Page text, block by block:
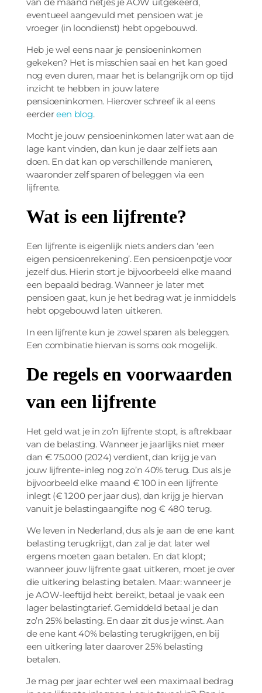
eventueel aangevuld met pensioen wat je
vroeger (in loondienst) hebt opgebouwd.
Heb je wel eens naar je pensioeninkomen
gekeken? Het is misschien saai en het kan goed
nog even duren, maar het is belangrijk om op tijd
inzicht te hebben in jouw latere
pensioeninkomen. Hierover schreef ik al eens
eerdereen blog.
Mocht je jouw pensioeninkomen later wat aan de
lage kant vinden, dan kun je daar zelf iets aan
doen. En dat kan op verschillende manieren,
waaronder zelf sparen of beleggen via een
lijfrente.
Wat is een lijfrente?
Een lijfrente is eigenlijk niets anders dan ‘een
eigen pensioenrekening’. Een pensioenpotje voor
jezelf dus. Hierin stort je bijvoorbeeld elke maand
een bepaald bedrag. Wanneer je later met
pensioen gaat, kun je het bedrag wat je inmiddels
hebt opgebouwd laten uitkeren.
In een lijfrente kun je zowel sparen als beleggen.
Een combinatie hiervan is soms ook mogelijk.
De regels en voorwaarden
van een lijfrente
Het geld wat je in zo’n lijfrente stopt, is aftrekbaar
van de belasting. Wanneer je jaarlijks niet meer
dan € 75.000 (2024) verdient, dan krijg je van
jouw lijfrente-inleg nog zo’n 40% terug. Dus als je
bijvoorbeeld elke maand € 100 in een lijfrente
inlegt (€ 1.200 per jaar dus), dan krijg je hiervan
vanuit je belastingaangifte nog € 480 terug.
We leven in Nederland, dus als je aan de ene kant
belasting terugkrijgt, dan zal je dat later wel
ergens moeten gaan betalen. En dat klopt;
wanneer jouw lijfrente gaat uitkeren, moet je over
die uitkering belasting betalen. Maar: wanneer je
je AOW-leeftijd hebt bereikt, betaal je vaak een
lager belastingtarief. Gemiddeld betaal je dan
zo’n 25% belasting. En daar zit dus je winst. Aan
de ene kant 40% belasting terugkrijgen, en bij
een uitkering later daarover 25% belasting
betalen.
Je mag per jaar echter wel een maximaal bedrag